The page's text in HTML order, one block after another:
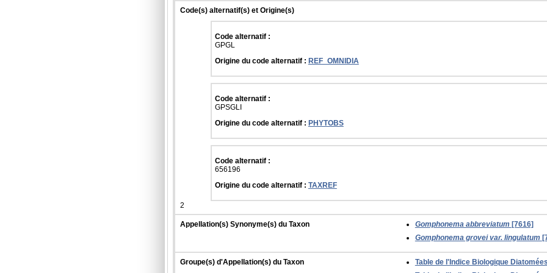
Code(s) alternatif(s) et Origine(s)
Code alternatif :
GPGL
Origine du code alternatif : REF_OMNIDIA
Code alternatif :
GPSGLI
Origine du code alternatif : PHYTOBS
Code alternatif :
656196
Origine du code alternatif : TAXREF
2
Appellation(s) Synonyme(s) du Taxon Gomphonema abbreviatum [7616]
Gomphonema grovei var. lingulatum
Groupe(s) d'Appellation(s) du Taxon
Table de l'Indice Biologique